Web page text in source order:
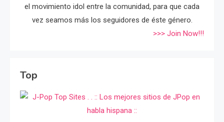
el movimiento idol entre la comunidad, para que cada
vez seamos más los seguidores de éste género.
>>> Join Now!!!
Top